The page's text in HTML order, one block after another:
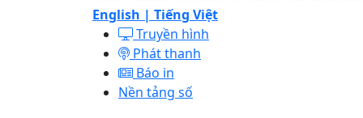
English | Tiếng Việt
Truyền hình
Phát thanh
Báo in
Nền tảng số